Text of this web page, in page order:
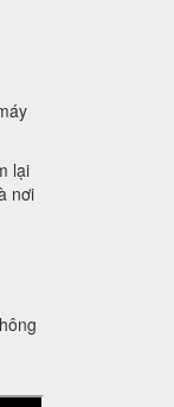
lại
nơi